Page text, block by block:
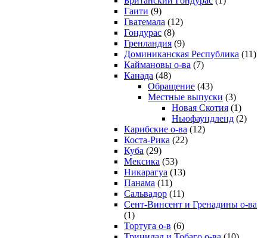
Гаити (9)
Гватемала (12)
Гондурас (8)
Гренландия (9)
Доминиканская Республика (11)
Каймановы о-ва (7)
Канада (48)
Обращение (43)
Местные выпуски (3)
Новая Скотия (1)
Ньюфаундленд (2)
Карибские о-ва (12)
Коста-Рика (22)
Куба (29)
Мексика (53)
Никарагуа (13)
Панама (11)
Сальвадор (11)
Сент-Винсент и Гренадины о-ва
(1)
Тортуга о-в (6)